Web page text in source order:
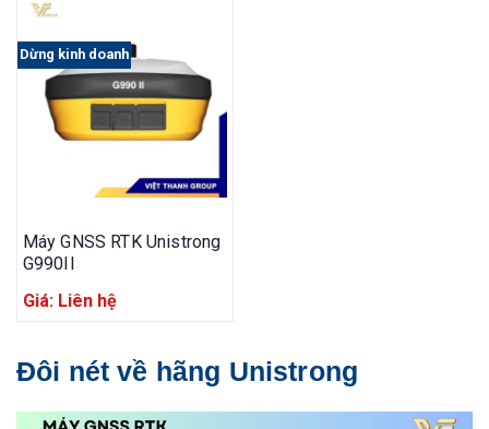
Dừng kinh doanh
Máy GNSS RTK Unistrong
G990II
Giá: Liên hệ
Đôi nét về hãng Unistrong